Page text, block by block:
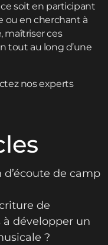
soit en participant
ou en cherchant à
, maîtriser ces
tout au long d’une
nos experts
d’écoute de camp
de
développer un
?